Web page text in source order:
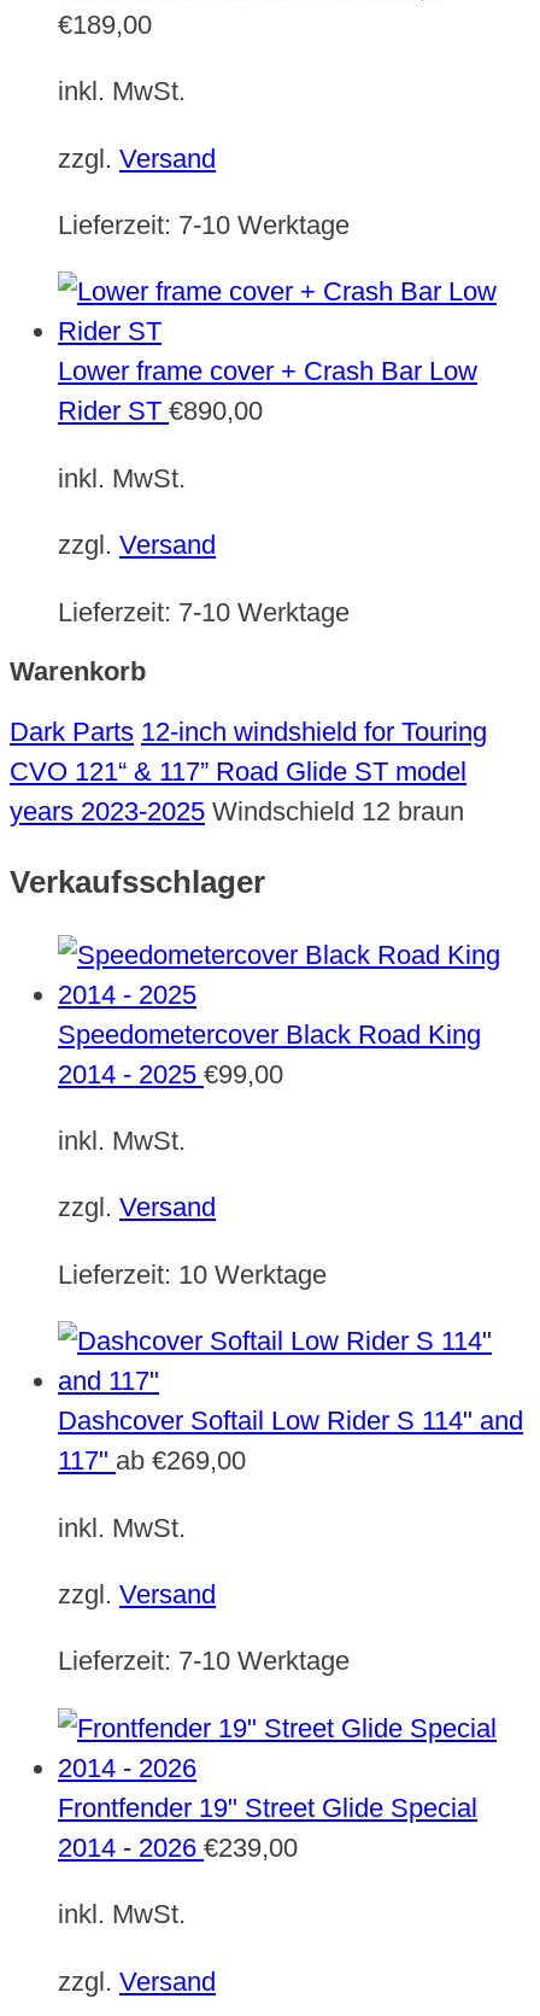
€189,00
inkl. MwSt.
zzgl. Versand
Lieferzeit: 7-10 Werktage
Lower frame cover + Crash Bar Low
Rider ST €890,00
inkl. MwSt.
zzgl. Versand
Lieferzeit: 7-10 Werktage
Warenkorb
Dark Parts 12-inch windshield for Touring
CVO 121“ & 117” Road Glide ST model
years 2023-2025 Windschield 12 braun
Verkaufsschlager
Speedometercover Black Road King
2014 - 2025 €99,00
inkl. MwSt.
zzgl. Versand
Lieferzeit: 10 Werktage
Dashcover Softail Low Rider S 114" and
117" ab €269,00
inkl. MwSt.
zzgl. Versand
Lieferzeit: 7-10 Werktage
Frontfender 19" Street Glide Special
2014 - 2026 €239,00
inkl. MwSt.
zzgl. Versand